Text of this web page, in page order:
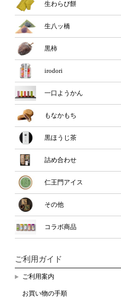
生わらび餅
生八ッ橋
黒柿
irodori
一口ようかん
もなかもち
黒ほうじ茶
詰め合わせ
仁王門アイス
その他
コラボ商品
ご利用ガイド
ご利用案内
お買い物の手順